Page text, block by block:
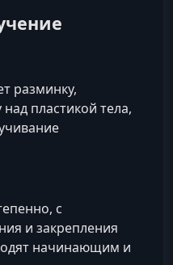
разминку,
пластикой тела,
с
и закрепления
начинающим и